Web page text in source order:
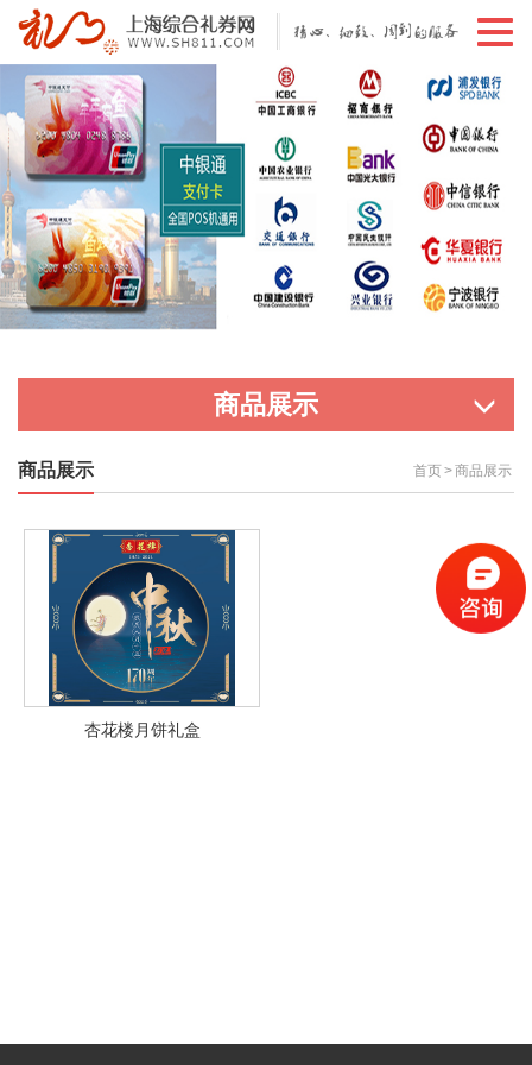
切
导
商品展示
商品展示 首页>商品展示
杏花楼月饼礼盒